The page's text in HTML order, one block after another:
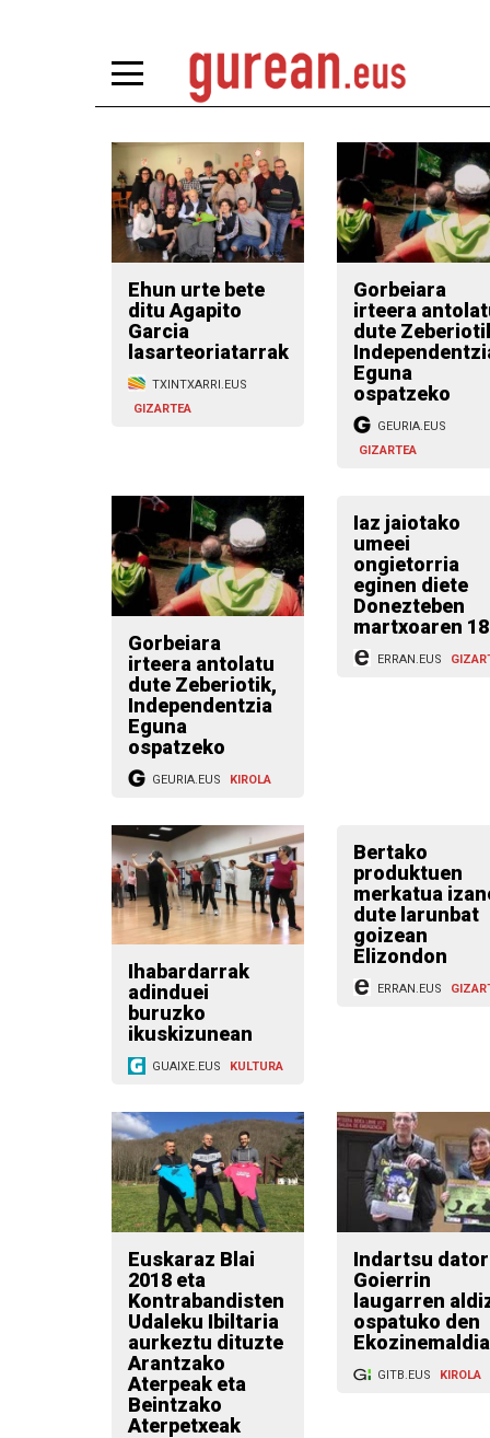
Ehun urte bete
ditu Agapito
Garcia
lasarteoriatarrak
TXINTXARRI.EUS
GIZARTEA
Gorbeiara
irteera antolatu
dute Zeberiotik,
Eguna
ospatzeko
GEURIA.EUS
GIZARTEA
Gorbeiara
irteera antolatu
dute Zeberiotik,
Independentzia
Eguna
ospatzeko
GEURIA.EUS KIROLA
Iaz jaiotako
umeei
ongietorria
eginen diete
Donezteben
martxoaren
ERRAN.EUS
Ihabardarrak
adinduei
buruzko
ikuskizunean
GUAIXE.EUS KULTURA
Bertako
produktuen
merkatua
dute larunbat
goizean
Elizondon
ERRAN.EUS
Euskaraz Blai
2018 eta
Kontrabandisten
Udaleku Ibiltaria
aurkeztu dituzte
Arantzako
Aterpeak eta
Beintzako
Aterpetxeak
Indartsu dator
Goierrin
laugarren
ospatuko den
Ekozinemaldia
GITB.EUS KIROLA